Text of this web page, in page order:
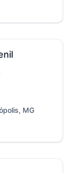
MG